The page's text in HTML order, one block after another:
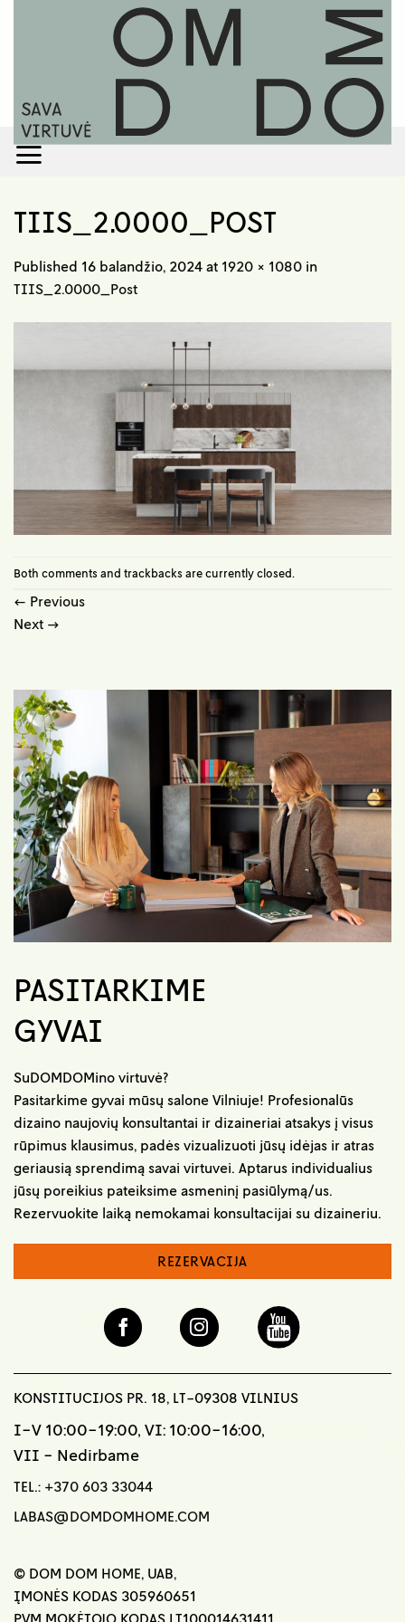
TIIS_2.0000_POST
Published 16 balandžio, 2024 at 1920 × 1080 in
TIIS_2.0000_Post
Both comments and trackbacks are currently closed.
← Previous
Next →
PASITARKIME
GYVAI
SuDOMDOMino virtuvė?
Pasitarkime gyvai mūsų salone Vilniuje! Profesionalūs
dizaino naujovių konsultantai ir dizaineriai atsakys į visus
rūpimus klausimus, padės vizualizuoti jūsų idėjas ir atras
geriausią sprendimą savai virtuvei. Aptarus individualius
jūsų poreikius pateiksime asmeninį pasiūlymą/us.
Rezervuokite laiką nemokamai konsultacijai su dizaineriu.
REZERVACIJA
KONSTITUCIJOS PR. 18, LT-09308 VILNIUS
I-V 10:00-19:00, VI: 10:00-16:00,
VII - Nedirbame
TEL.: +370 603 33044
LABAS@DOMDOMHOME.COM
© DOM DOM HOME, UAB,
ĮMONĖS KODAS 305960651
PVM MOKĖTOJO KODAS LT100014631411